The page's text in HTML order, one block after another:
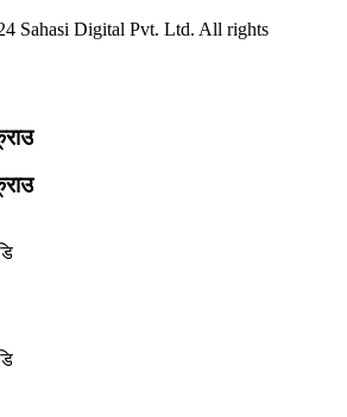
Sahasi Digital Pvt. Ltd. All rights